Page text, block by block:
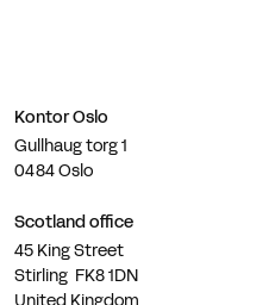
Kontor Oslo
Gullhaug torg 1
0484 Oslo
Scotland office
45 King Street
Stirling FK8 1DN
United Kingdom